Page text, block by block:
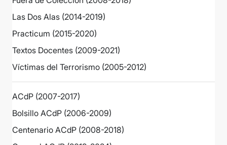
Las Dos Alas (2014-2019)
Practicum (2015-2020)
Textos Docentes (2009-2021)
Víctimas del Terrorismo (2005-2012)
ACdP (2007-2017)
Bolsillo ACdP (2006-2009)
Centenario ACdP (2008-2018)